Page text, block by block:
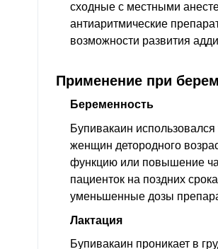
сходные с местными
антиаритмические
возможности развития
Применение при
Беременность
Бупивакаин
женщин детородного
функцию или повышение
пациенток на поздних
уменьшенные дозы
Лактация
Бупивакаин проникает в